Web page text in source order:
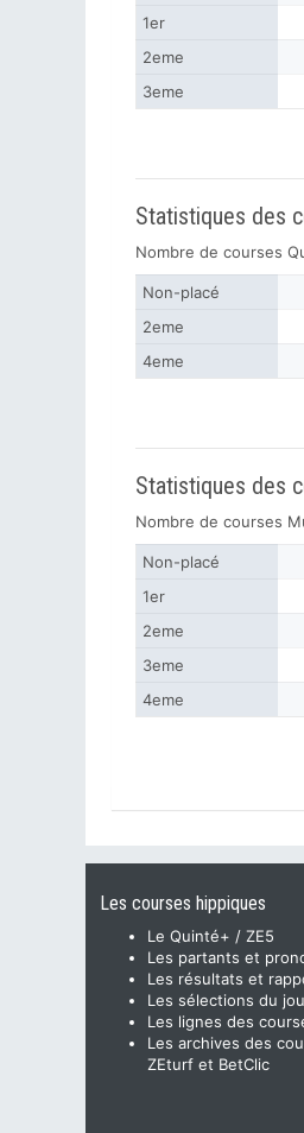
1er
2eme
3eme
Statistiques des
Nombre de courses
Non-placé
2eme
4eme
Statistiques des
Nombre de courses
Non-placé
1er
2eme
3eme
4eme
Les courses hippiques
Le Quinté+ / ZE5
Les partants et
Les résultats et
Les sélections du
Les lignes des
Les archives des
ZEturf et BetClic